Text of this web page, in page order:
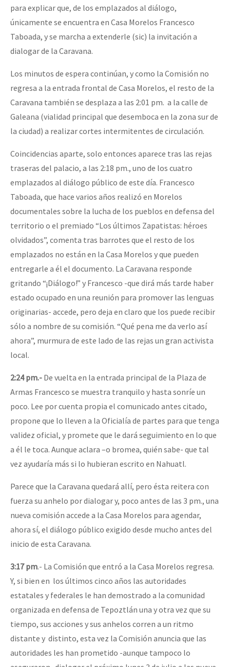
para explicar que, de los emplazados al diálogo,
únicamente se encuentra en Casa Morelos Francesco
Taboada, y se marcha a extenderle (sic) la invitación a
dialogar de la Caravana.
Los minutos de espera continúan, y como la Comisión no
regresa a la entrada frontal de Casa Morelos, el resto de la
Caravana también se desplaza a las 2:01 pm. a la calle de
Galeana (vialidad principal que desemboca en la zona sur de
la ciudad) a realizar cortes intermitentes de circulación.
Coincidencias aparte, solo entonces aparece tras las rejas
traseras del palacio, a las 2:18 pm., uno de los cuatro
emplazados al diálogo público de este día. Francesco
Taboada, que hace varios años realizó en Morelos
documentales sobre la lucha de los pueblos en defensa del
territorio o el premiado “Los últimos Zapatistas: héroes
olvidados”, comenta tras barrotes que el resto de los
emplazados no están en la Casa Morelos y que pueden
entregarle a él el documento. La Caravana responde
gritando “¡Diálogo!” y Francesco -que dirá más tarde haber
estado ocupado en una reunión para promover las lenguas
originarias- accede, pero deja en claro que los puede recibir
sólo a nombre de su comisión. “Qué pena me da verlo así
ahora”, murmura de este lado de las rejas un gran activista
local.
2:24 pm.- De vuelta en la entrada principal de la Plaza de
Armas Francesco se muestra tranquilo y hasta sonríe un
poco. Lee por cuenta propia el comunicado antes citado,
propone que lo lleven a la Oficialía de partes para que tenga
validez oficial, y promete que le dará seguimiento en lo que
a él le toca. Aunque aclara –o bromea, quién sabe- que tal
vez ayudaría más si lo hubieran escrito en Nahuatl.
Parece que la Caravana quedará allí, pero ésta reitera con
fuerza su anhelo por dialogar y, poco antes de las 3 pm., una
nueva comisión accede a la Casa Morelos para agendar,
ahora sí, el diálogo público exigido desde mucho antes del
inicio de esta Caravana.
3:17 pm.- La Comisión que entró a la Casa Morelos regresa.
Y, si bien en los últimos cinco años las autoridades
estatales y federales le han demostrado a la comunidad
organizada en defensa de Tepoztlán una y otra vez que su
tiempo, sus acciones y sus anhelos corren a un ritmo
distante y distinto, esta vez la Comisión anuncia que las
autoridades les han prometido -aunque tampoco lo